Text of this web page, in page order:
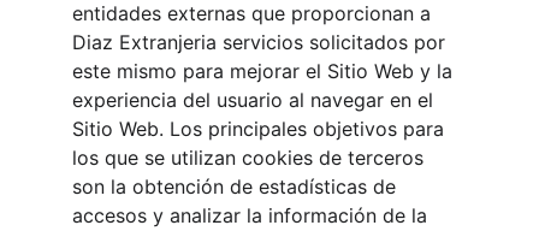
entidades externas que proporcionan a
Diaz Extranjeria servicios solicitados por
este mismo para mejorar el Sitio Web y la
experiencia del usuario al navegar en el
Sitio Web. Los principales objetivos para
los que se utilizan cookies de terceros
son la obtención de estadísticas de
accesos y analizar la información de la